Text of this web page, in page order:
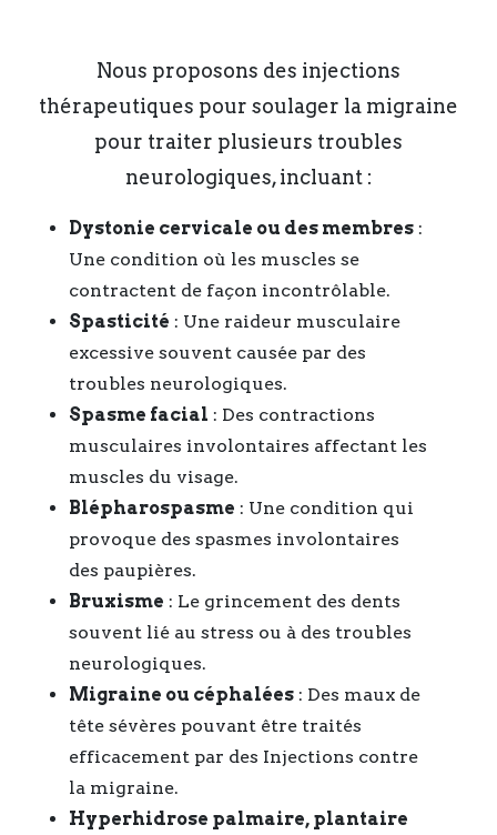
Nous proposons des injections
thérapeutiques pour soulager la migraine
pour traiter plusieurs troubles
neurologiques, incluant :
Dystonie cervicale ou des membres :
Une condition où les muscles se
contractent de façon incontrôlable.
Spasticité : Une raideur musculaire
excessive souvent causée par des
troubles neurologiques.
Spasme facial : Des contractions
musculaires involontaires affectant les
muscles du visage.
Blépharospasme : Une condition qui
provoque des spasmes involontaires
des paupières.
Bruxisme : Le grincement des dents
souvent lié au stress ou à des troubles
neurologiques.
Migraine ou céphalées : Des maux de
tête sévères pouvant être traités
efficacement par des Injections contre
la migraine.
Hyperhidrose palmaire, plantaire